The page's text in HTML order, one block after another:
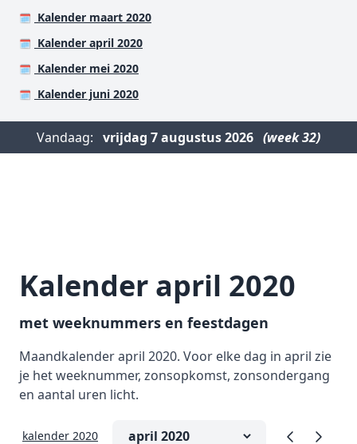
🗓️ Kalender maart 2020
🗓️ Kalender april 2020
🗓️ Kalender mei 2020
🗓️ Kalender juni 2020
Vandaag: vrijdag 7 augustus 2026 (week 32)
Kalender april 2020
met weeknummers en feestdagen
Maandkalender april 2020. Voor elke dag in april zie
je het weeknummer, zonsopkomst, zonsondergang
en aantal uren licht.
kalender 2020